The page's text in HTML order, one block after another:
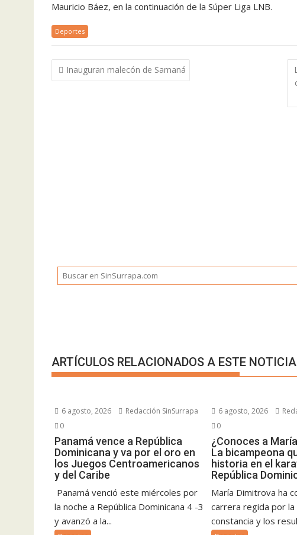
Mauricio Báez, en la continuación de la Súper Liga LNB.
Deportes
Navegación
de
Inauguran malecón de Samaná
ARTÍCULOS RELACIONADOS A ESTE NOTICIA
6 agosto, 2026
Redacción SinSurrapa
0
Panamá vence a República
Dominicana y va por el oro en
los Juegos Centroamericanos
y del Caribe
Panamá venció este miércoles por
la noche a República Dominicana 4 -3
y avanzó a la...
6 agosto, 2026
0
¿Conoces a
La bicampeona
historia en el
República
María Dimitrova ha
carrera regida por la
constancia y los